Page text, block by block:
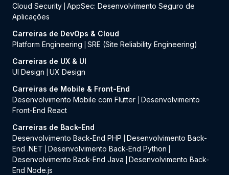
Cloud Security AppSec: Desenvolvimento Seguro de
Aplicações
Carreiras de DevOps & Cloud
Platform Engineering
SRE (Site Reliability Engineering)
Carreiras de UX & UI
UI Design
UX Design
Carreiras de Mobile & Front-End
Desenvolvimento Mobile com Flutter
Desenvolvimento
Front-End React
Carreiras de Back-End
Desenvolvimento Back-End PHP
Desenvolvimento Back-
End .NET
Desenvolvimento Back-End Python
Desenvolvimento Back-End Java
Desenvolvimento Back-
End Node.js